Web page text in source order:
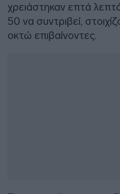
χρειάστηκαν επτά
50 να συντριβεί,
οκτώ επιβαίνοντες.